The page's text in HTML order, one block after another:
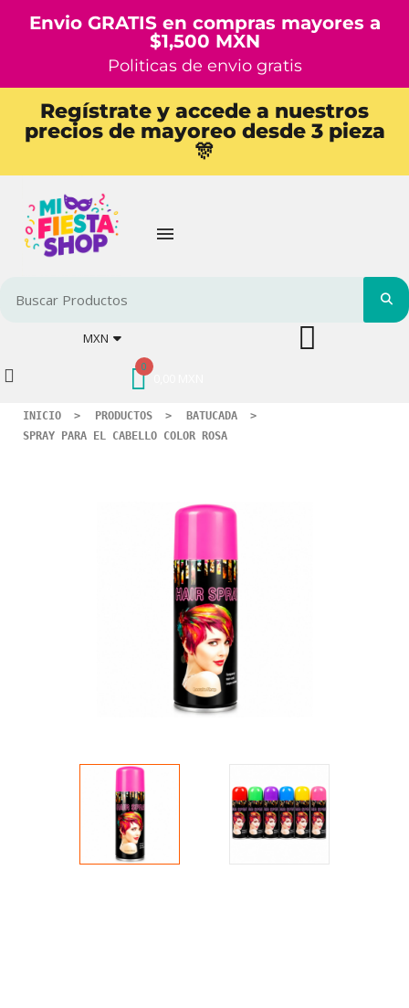
Envio GRATIS en compras mayores a
$1,500 MXN
Politicas de envio gratis
Regístrate y accede a nuestros
precios de mayoreo desde 3 pieza
🎊
MXN
INICIO PRODUCTOS
BATUCADA
SPRAY PARA EL CABELLO COLOR ROSA